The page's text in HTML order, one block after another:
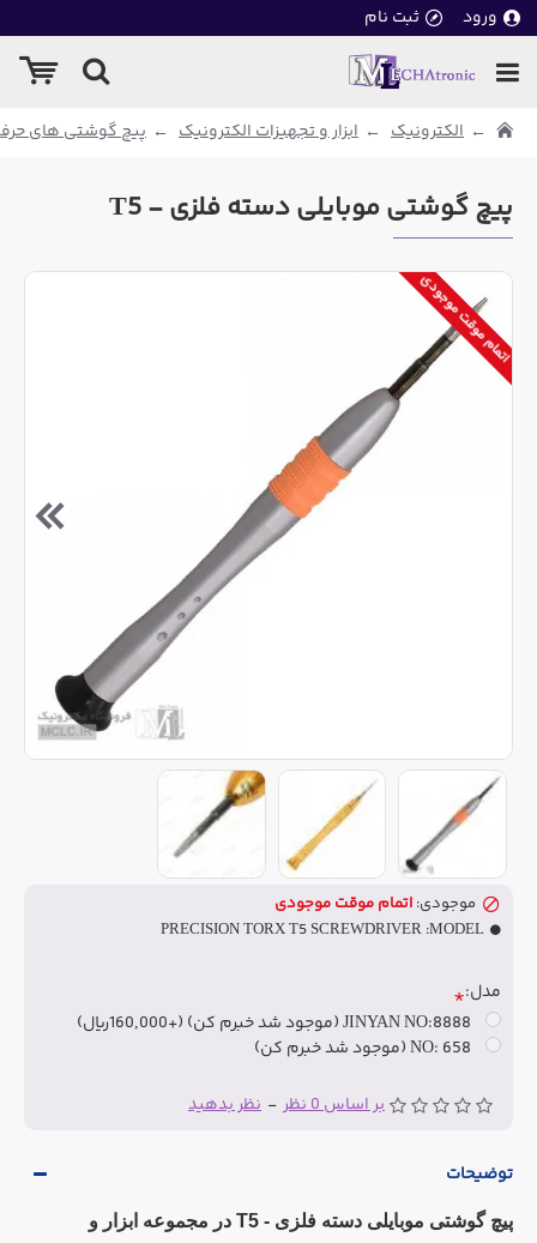
ورود ثبت نام
الکترونیک ابزار و تجهیزات الکترونیک پیچ گوشتی های
پیچ گوشتی موبایلی دسته فلزی - T5
اتمام موقت موجودی
بر اساس 0 نظر - نظر بدهید
موجودی: اتمام موقت موجودی
MODEL:
PRECISION TORX T5 SCREWDRIVER
مدل:
JINYAN NO:8888 (موجود شد خبرم کن)
(+160,000ریال)
NO: 658 (موجود شد خبرم کن)
توضیحات
پیچ گوشتی موبایلی دسته فلزی - T5 در مجموعه ابزار و